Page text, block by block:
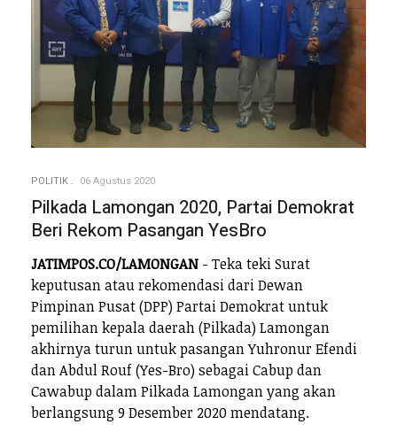
POLITIK 06 Agustus 2020
Pilkada Lamongan 2020, Partai Demokrat
Beri Rekom Pasangan YesBro
JATIMPOS.CO/LAMONGAN - Teka teki Surat
keputusan atau rekomendasi dari Dewan
Pimpinan Pusat (DPP) Partai Demokrat untuk
pemilihan kepala daerah (Pilkada) Lamongan
akhirnya turun untuk pasangan Yuhronur Efendi
dan Abdul Rouf (Yes-Bro) sebagai Cabup dan
Cawabup dalam Pilkada Lamongan yang akan
berlangsung 9 Desember 2020 mendatang.